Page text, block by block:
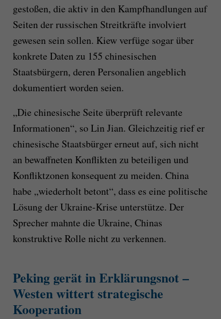
gestoßen, die aktiv in den Kampfhandlungen auf
Seiten der russischen Streitkräfte involviert
gewesen sein sollen. Kiew verfüge sogar über
konkrete Daten zu 155 chinesischen
Staatsbürgern, deren Personalien angeblich
dokumentiert worden seien.
„Die chinesische Seite überprüft relevante
Informationen“, so Lin Jian. Gleichzeitig rief er
chinesische Staatsbürger erneut auf, sich nicht
an bewaffneten Konflikten zu beteiligen und
Konfliktzonen konsequent zu meiden. China
habe „wiederholt betont“, dass es eine politische
Lösung der Ukraine-Krise unterstütze. Der
Sprecher mahnte die Ukraine, Chinas
konstruktive Rolle nicht zu verkennen.
Peking gerät in Erklärungsnot –
Westen wittert strategische
Kooperation